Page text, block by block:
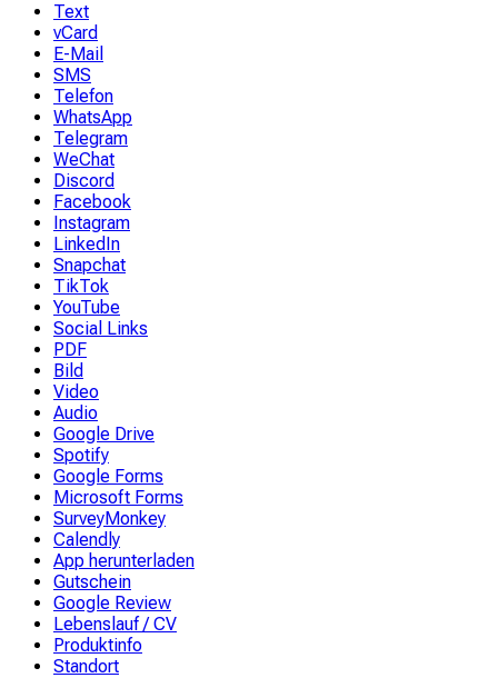
Text
vCard
E-Mail
SMS
Telefon
WhatsApp
Telegram
WeChat
Discord
Facebook
Instagram
LinkedIn
Snapchat
TikTok
YouTube
Social Links
PDF
Bild
Video
Audio
Google Drive
Spotify
Google Forms
Microsoft Forms
SurveyMonkey
Calendly
App herunterladen
Gutschein
Google Review
Lebenslauf / CV
Produktinfo
Standort